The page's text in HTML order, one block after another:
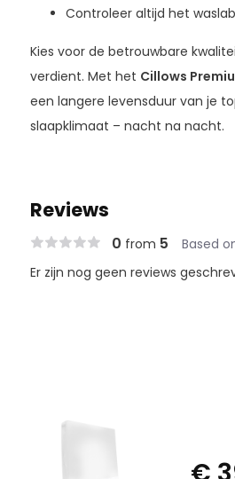
Controleer altijd het
Kies voor de betrouwbare
verdient. Met het Cillows
een langere levensduur van je
slaapklimaat – nacht na nacht.
Reviews
0 from 5 Based
Er zijn nog geen reviews